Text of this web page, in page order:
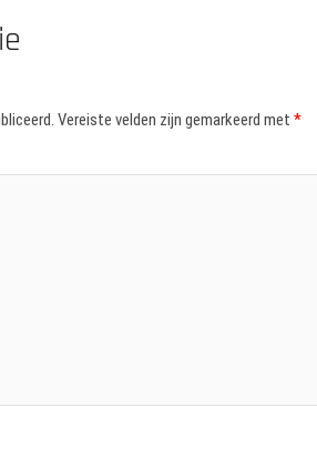
Vereiste velden zijn gemarkeerd met *